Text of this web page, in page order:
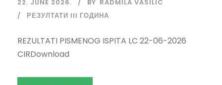
22. JUNE 2026. BY RADMILA VASILIC
РЕЗУЛТАТИ III ГОДИНА
REZULTATI PISMENOG ISPITA LC 22-06-2026
CIRDownload